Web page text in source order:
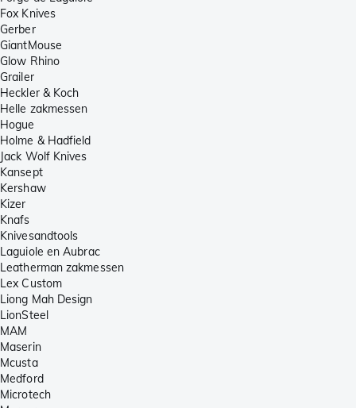
Fox Knives
Gerber
GiantMouse
Glow Rhino
Grailer
Heckler & Koch
Helle zakmessen
Hogue
Holme & Hadfield
Jack Wolf Knives
Kansept
Kershaw
Kizer
Knafs
Knivesandtools
Laguiole en Aubrac
Leatherman zakmessen
Lex Custom
Liong Mah Design
LionSteel
MAM
Maserin
Mcusta
Medford
Microtech